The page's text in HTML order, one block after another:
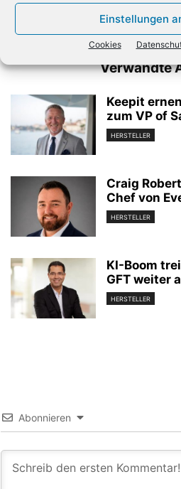
Einstellungen
Cookies
Tempo bei Digitalisierung
Verwandte
Keepit
zum VP of
HERSTELLER
Craig
Chef von
HERSTELLER
KI-Boom
GFT weiter
HERSTELLER
Abonnieren